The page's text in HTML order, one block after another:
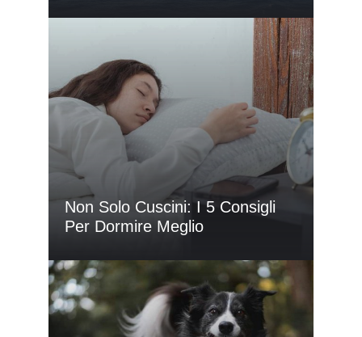
Non Solo Cuscini: I 5 Consigli
Per Dormire Meglio